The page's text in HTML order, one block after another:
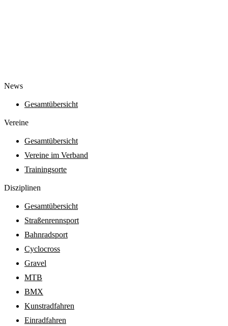
News
Gesamtübersicht
Vereine
Gesamtübersicht
Vereine im Verband
Trainingsorte
Diszi­pli­nen
Gesamtübersicht
Straßenrennsport
Bahnradsport
Cyclocross
Gravel
MTB
BMX
Kunstradfahren
Einradfahren